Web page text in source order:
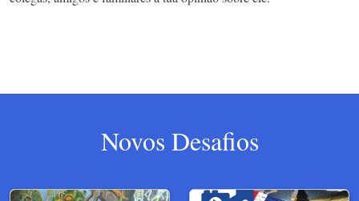
Novos Desafios